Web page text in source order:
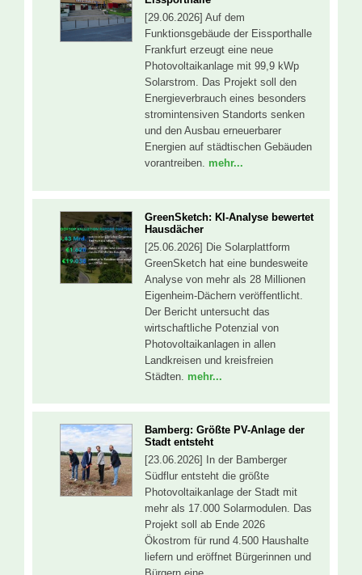
[29.06.2026] Auf dem
Funktionsgebäude der Eissporthalle
Frankfurt erzeugt eine neue
Photovoltaikanlage mit 99,9 kWp
Solarstrom. Das Projekt soll den
Energieverbrauch eines besonders
stromintensiven Standorts senken
und den Ausbau erneuerbarer
Energien auf städtischen Gebäuden
vorantreiben. mehr...
GreenSketch: KI-Analyse bewertet
Hausdächer
[25.06.2026] Die Solarplattform
GreenSketch hat eine bundesweite
Analyse von mehr als 28 Millionen
Eigenheim-Dächern veröffentlicht.
Der Bericht untersucht das
wirtschaftliche Potenzial von
Photovoltaikanlagen in allen
Landkreisen und kreisfreien
Städten. mehr...
Bamberg: Größte PV-Anlage der
Stadt entsteht
[23.06.2026] In der Bamberger
Südflur entsteht die größte
Photovoltaikanlage der Stadt mit
mehr als 17.000 Solarmodulen. Das
Projekt soll ab Ende 2026
Ökostrom für rund 4.500 Haushalte
liefern und eröffnet Bürgerinnen und